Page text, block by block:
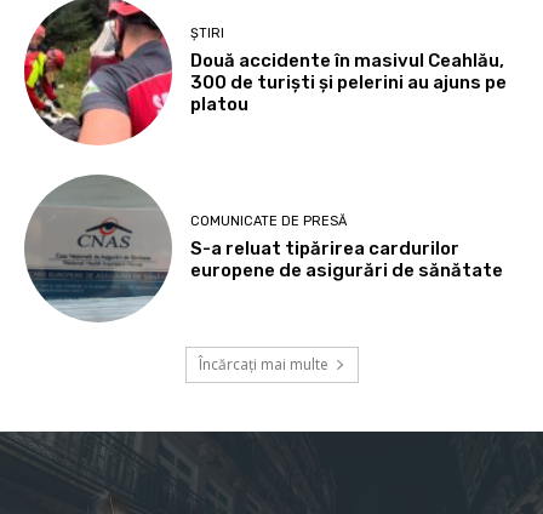
ȘTIRI
Două accidente în masivul Ceahlău,
300 de turiști și pelerini au ajuns pe
platou
COMUNICATE DE PRESĂ
S-a reluat tipărirea cardurilor
europene de asigurări de sănătate
Încărcați mai multe